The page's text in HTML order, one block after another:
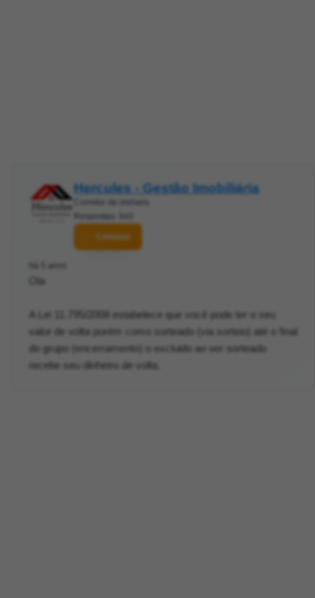
Hercules - Gestão Imobiliária
Contatar
Ola
A Lei 11.795/2008 estabelece que você pode ter o seu
valor de volta porém como sorteado (via sorteio) até o final
do grupo (encerramento) o excluido ao ser sorteado
recebe seu dinheiro de volta.